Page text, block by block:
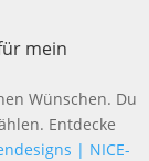
mein
Wünschen. Du
Entdecke
| NICE-